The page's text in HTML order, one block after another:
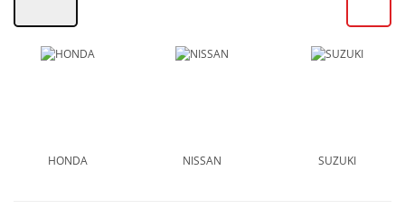
HONDA NISSAN SUZUKI